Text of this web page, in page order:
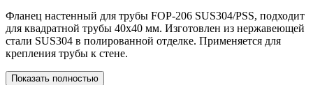
Фланец настенный для трубы FOP-206 SUS304/PSS, подходит
для квадратной трубы 40х40 мм. Изготовлен из нержавеющей
стали SUS304 в полированной отделке. Применяется для
крепления трубы к стене.
Показать полностью